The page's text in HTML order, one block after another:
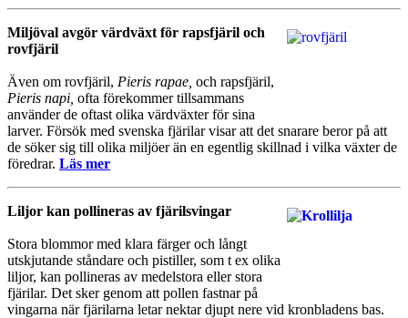
Miljöval avgör värdväxt för rapsfjäril och
rovfjäril
Även om rovfjäril, Pieris rapae, och rapsfjäril,
Pieris napi, ofta förekommer tillsammans
använder de oftast olika värdväxter för sina
larver. Försök med svenska fjärilar visar att det snarare beror på att
de söker sig till olika miljöer än en egentlig skillnad i vilka växter de
föredrar. Läs mer
Liljor kan pollineras av fjärilsvingar
Stora blommor med klara färger och långt
utskjutande ståndare och pistiller, som t ex olika
liljor, kan pollineras av medelstora eller stora
fjärilar. Det sker genom att pollen fastnar på
vingarna när fjärilarna letar nektar djupt nere vid kronbladens bas.